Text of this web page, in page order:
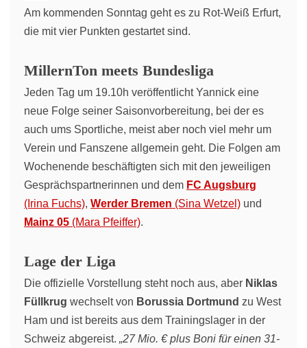
Am kommenden Sonntag geht es zu Rot-Weiß Erfurt,
die mit vier Punkten gestartet sind.
MillernTon meets Bundesliga
Jeden Tag um 19.10h veröffentlicht Yannick eine
neue Folge seiner Saisonvorbereitung, bei der es
auch ums Sportliche, meist aber noch viel mehr um
Verein und Fanszene allgemein geht. Die Folgen am
Wochenende beschäftigten sich mit den jeweiligen
Gesprächspartnerinnen und dem FC Augsburg
(Irina Fuchs), Werder Bremen (Sina Wetzel) und
Mainz 05 (Mara Pfeiffer).
Lage der Liga
Die offizielle Vorstellung steht noch aus, aber Niklas
Füllkrug wechselt von Borussia Dortmund zu West
Ham und ist bereits aus dem Trainingslager in der
Schweiz abgereist. „27 Mio. € plus Boni für einen 31-